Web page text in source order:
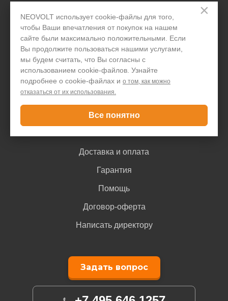
×
NEOVOLT использует cookie-файлы для того,
чтобы Ваши впечатления от покупок на нашем
сайте были максимально положительными. Если
Вы продолжите пользоваться нашими услугами,
мы будем считать, что Вы согласны с
использованием cookie-файлов. Узнайте
подробнее о cookie-файлах и о том, как можно
отказаться от их использования.
Все понятно
Производство
Организациям
Акции и скидки
Блог
Контакты
Покупателю
Доставка и оплата
Гарантия
Помощь
Договор-оферта
Написать директору
Задать вопрос